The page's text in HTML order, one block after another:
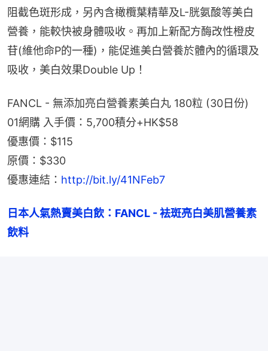
阻截色斑形成，另內含橄欖葉精華及L-胱氨酸等美白
營養，能較快被身體吸收。再加上新配方酶改性橙皮
苷(維他命P的一種)，能促進美白營養於體內的循環及
吸收，美白效果Double Up！
FANCL - 無添加亮白營養素美白丸 180粒 (30日份)
01網購 入手價：5,700積分+HK$58
優惠價：$115
原價：$330
優惠連結： http://bit.ly/41NFeb7
日本人氣熱賣美白飲：FANCL - 袪斑亮白美肌營養素
飲料